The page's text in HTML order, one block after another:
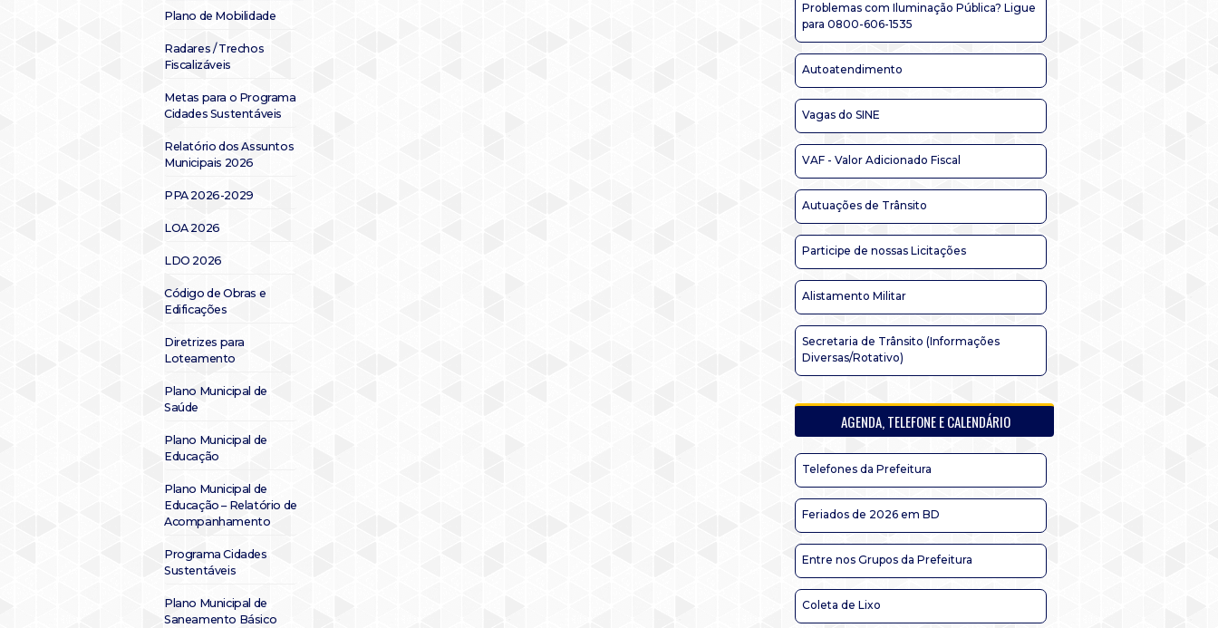
Plano de Mobilidade
Radares / Trechos
Fiscalizáveis
Metas para o Programa
Cidades Sustentáveis
Relatório dos Assuntos
Municipais 2026
PPA 2026-2029
LOA 2026
LDO 2026
Código de Obras e
Edificações
Diretrizes para
Loteamento
Plano Municipal de
Saúde
Plano Municipal de
Educação
Plano Municipal de
Educação – Relatório de
Acompanhamento
Programa Cidades
Sustentáveis
Plano Municipal de
Saneamento Básico
Problemas com Iluminação Pública? Ligue
para 0800-606-1535
Autoatendimento
Vagas do SINE
VAF - Valor Adicionado Fiscal
Autuações de Trânsito
Participe de nossas Licitações
Alistamento Militar
Secretaria de Trânsito (Informações
Diversas/Rotativo)
AGENDA, TELEFONE E CALENDÁRIO
Telefones da Prefeitura
Feriados de 2026 em BD
Entre nos Grupos da Prefeitura
Coleta de Lixo